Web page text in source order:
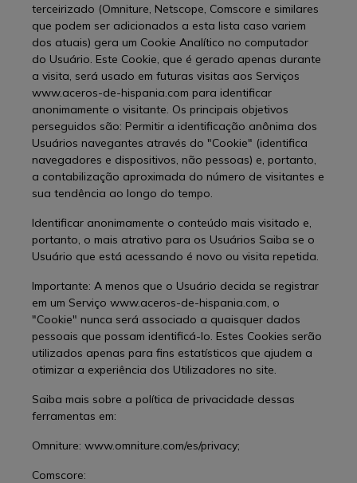
terceirizado (Omniture, Netscope, Comscore e similares
que podem ser adicionados a esta lista caso variem
dos atuais) gera um Cookie Analítico no computador
do Usuário. Este Cookie, que é gerado apenas durante
a visita, será usado em futuras visitas aos Serviços
www.aceros-de-hispania.com para identificar
anonimamente o visitante. Os principais objetivos
perseguidos são: Permitir a identificação anônima dos
Usuários navegantes através do "Cookie" (identifica
navegadores e dispositivos, não pessoas) e, portanto,
a contabilização aproximada do número de visitantes e
sua tendência ao longo do tempo.
Identificar anonimamente o conteúdo mais visitado e,
portanto, o mais atrativo para os Usuários Saiba se o
Usuário que está acessando é novo ou visita repetida.
Importante: A menos que o Usuário decida se registrar
em um Serviço www.aceros-de-hispania.com, o
"Cookie" nunca será associado a quaisquer dados
pessoais que possam identificá-lo. Estes Cookies serão
utilizados apenas para fins estatísticos que ajudem a
otimizar a experiência dos Utilizadores no site.
Saiba mais sobre a política de privacidade dessas
ferramentas em:
Omniture: www.omniture.com/es/privacy;
Comscore: